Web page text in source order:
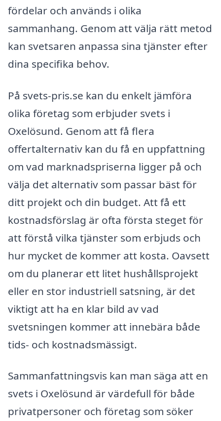
fördelar och används i olika
sammanhang. Genom att välja rätt metod
kan svetsaren anpassa sina tjänster efter
dina specifika behov.
På svets-pris.se kan du enkelt jämföra
olika företag som erbjuder svets i
Oxelösund. Genom att få flera
offertalternativ kan du få en uppfattning
om vad marknadspriserna ligger på och
välja det alternativ som passar bäst för
ditt projekt och din budget. Att få ett
kostnadsförslag är ofta första steget för
att förstå vilka tjänster som erbjuds och
hur mycket de kommer att kosta. Oavsett
om du planerar ett litet hushållsprojekt
eller en stor industriell satsning, är det
viktigt att ha en klar bild av vad
svetsningen kommer att innebära både
tids- och kostnadsmässigt.
Sammanfattningsvis kan man säga att en
svets i Oxelösund är värdefull för både
privatpersoner och företag som söker